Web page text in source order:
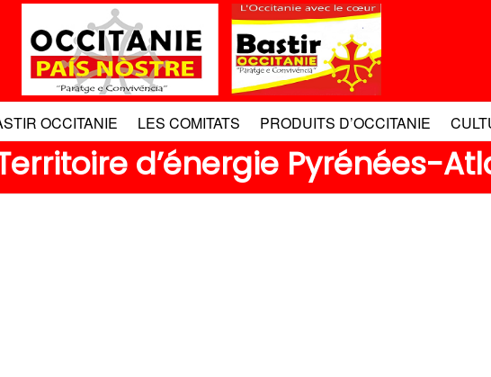
OCCITANIE LES COMITATS PRODUITS D’OCCITANIE
d’énergie Pyrénées-